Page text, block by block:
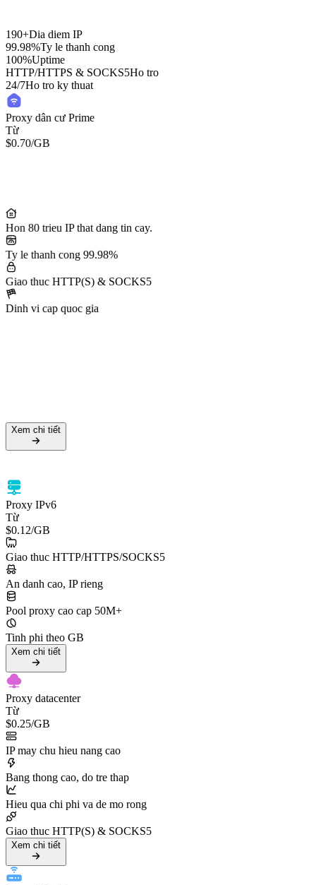
190+Dia diem IP
99.98%Ty le thanh cong
100%Uptime
HTTP/HTTPS & SOCKS5Ho tro
24/7Ho tro ky thuat
Proxy dân cư Prime
Từ
$0.70/GB
Hon 80 trieu IP that dang tin cay.
Ty le thanh cong 99.98%
Giao thuc HTTP(S) & SOCKS5
Dinh vi cap quoc gia
Xem chi tiết
Proxy IPv6
Từ
$0.12/GB
Giao thuc HTTP/HTTPS/SOCKS5
An danh cao, IP rieng
Pool proxy cao cap 50M+
Tinh phi theo GB
Xem chi tiết
Proxy datacenter
Từ
$0.25/GB
IP may chu hieu nang cao
Bang thong cao, do tre thap
Hieu qua chi phi va de mo rong
Giao thuc HTTP(S) & SOCKS5
Xem chi tiết